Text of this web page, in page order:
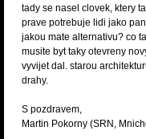
tady se nasel clovek, ktery
prave potrebuje lidi jako
jakou mate alternativu? co
musite byt taky otevreny
vyvijet dal. starou
drahy.
S pozdravem,
Martin Pokorny (SRN,